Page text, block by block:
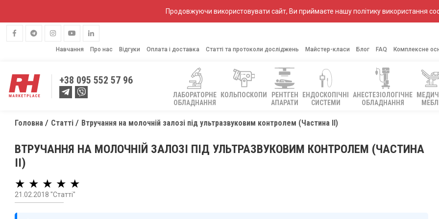
Продовжуючи використовувати сайт, Ви приймаєте нашу політику використання
Навчання Про нас Відгуки Оплата і доставка Статті та протоколи досліджень Майстер-класи Блог FAQ Комплексне
+38 095 552 57 96
ЛАБОРАТОРНЕ
ОБЛАДНАННЯ
КОЛЬПОСКОПИ
РЕНТГЕН
АПАРАТИ
ЕНДОСКОПІЧНІ
СИСТЕМИ
АНЕСТЕЗІОЛОГІЧНЕ
ОБЛАДНАННЯ
МЕБЛІ
Головна Статті Втручання на молочній залозі під ультразвуковим контролем (Частина II)
ВТРУЧАННЯ НА МОЛОЧНІЙ ЗАЛОЗІ ПІД УЛЬТРАЗВУКОВИМ КОНТРОЛЕМ (ЧАСТИНА
II)
★ ★ ★ ★ ★
21.02.2018 "Статті"